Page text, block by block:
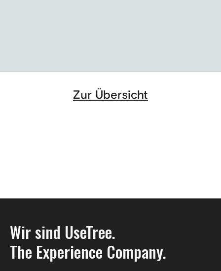
Zur Übersicht
Wir sind UseTree.
The Experience Company.